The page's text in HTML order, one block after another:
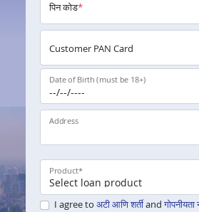
पिन कोड*
Customer PAN Card
Date of Birth (must be 18+)
Address
Product*
I agree to अटी आणि शर्तीand गोपनीयता